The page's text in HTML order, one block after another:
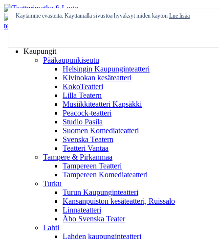
Skip
to
content
Kaupungit
Pääkaupunkiseutu
Helsingin Kaupunginteatteri
Kivinokan kesäteatteri
KokoTeatteri
Lilla Teatern
Musiikkiteatteri Kapsäkki
Peacock-teatteri
Studio Pasila
Suomen Komediateatteri
Svenska Teatern
Teatteri Vantaa
Tampere & Pirkanmaa
Tampereen Teatteri
Tampereen Komediateatteri
Turku
Turun Kaupunginteatteri
Kansanpuiston kesäteatteri, Ruissalo
Linnateatteri
Åbo Svenska Teater
Lahti
Lahden kaupunginteatteri
Käytämme evästeitä. Käyttämällä sivustoa hyväksyt niiden käytön Lue lisää